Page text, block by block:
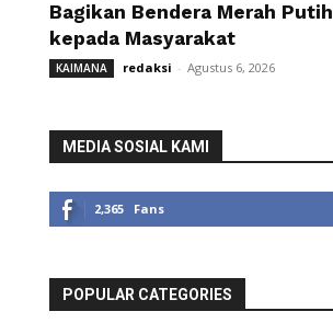
Bagikan Bendera Merah Putih
kepada Masyarakat
KAIMANA redaksi - Agustus 6, 2026
MEDIA SOSIAL KAMI
2,365 Fans
POPULAR CATEGORIES